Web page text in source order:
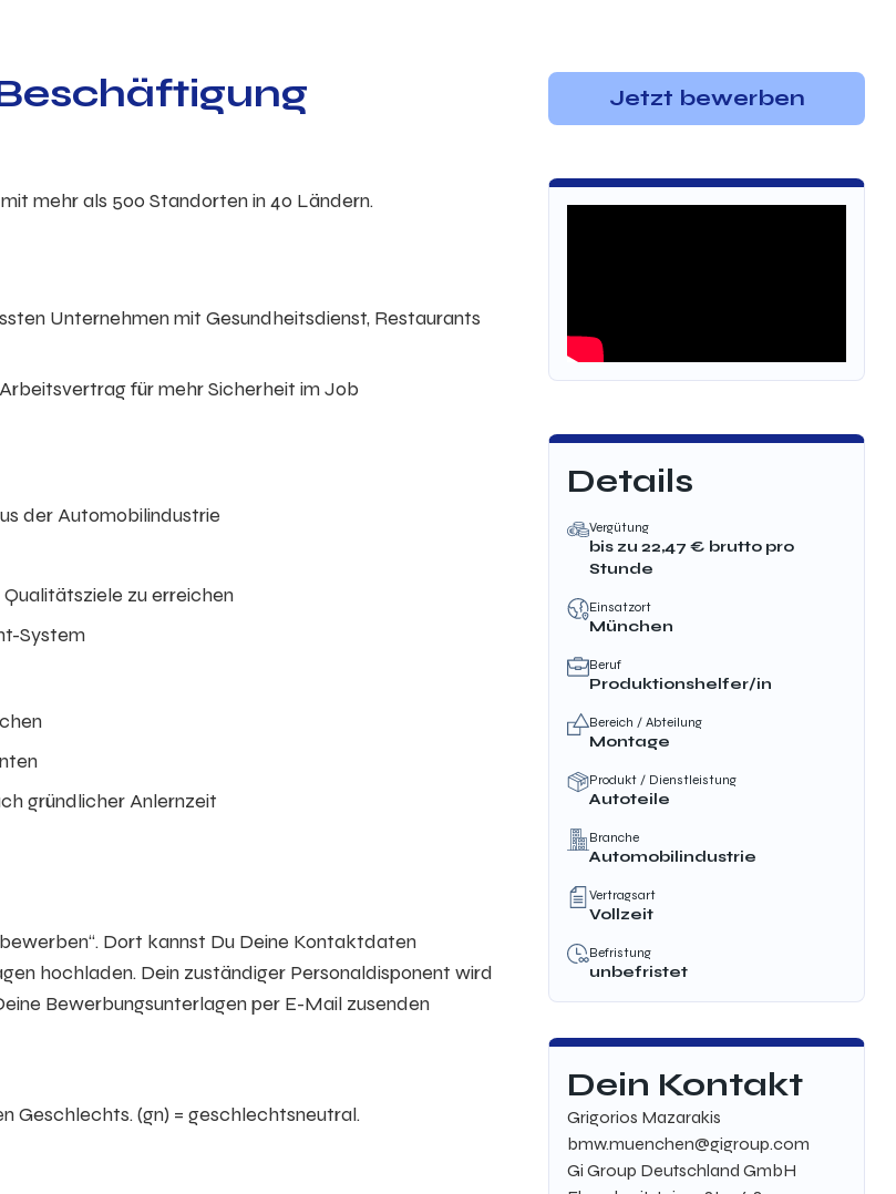
mehr als 500 Standorten in 40 Ländern.
Unternehmen mit Gesundheitsdienst, Restaurants
für mehr Sicherheit im Job
der Automobilindustrie
Qualitätsziele zu erreichen
System
gründlicher Anlernzeit
Dort kannst Du Deine Kontaktdaten
hochladen. Dein zuständiger Personaldisponent wird
Bewerbungsunterlagen per E-Mail zusenden
Geschlechts. (gn) = geschlechtsneutral.
Jetzt bewerben
Details
Vergütung
bis zu 22,47 € brutto pro
Stunde
Einsatzort
München
Beruf
Produktionshelfer/in
Bereich / Abteilung
Montage
Produkt / Dienstleistung
Autoteile
Branche
Automobilindustrie
Vertragsart
Vollzeit
Befristung
unbefristet
Dein Kontakt
Grigorios Mazarakis
bmw.muenchen@gigroup.com
Gi Group Deutschland GmbH